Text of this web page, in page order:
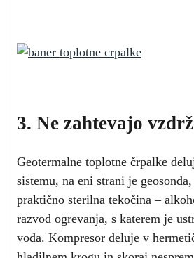
3. Ne zahtevajo
Geotermalne toplotne črpalke
sistemu, na eni strani je
praktično sterilna tekočina –
razvod ogrevanja, s katerem je
voda. Kompresor deluje v